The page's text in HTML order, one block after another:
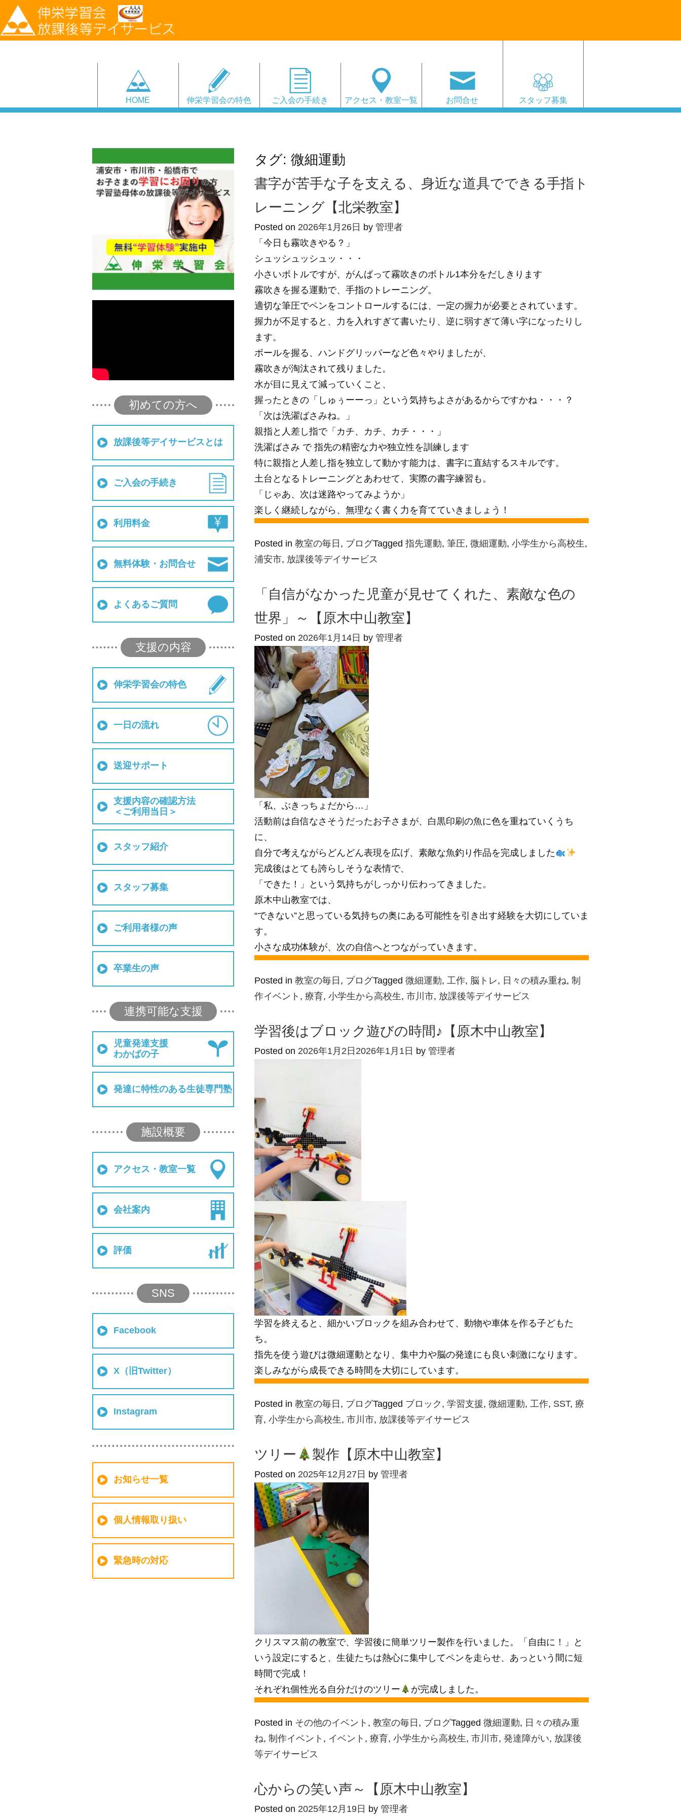
HOME 伸栄学習会の特色 ご入会の手続き アクセス・教室一覧 お問合せ スタッフ募集
初めての方へ
放課後等デイサービスとは
ご入会の手続き
利用料金
無料体験・お問合せ
よくあるご質問
支援の内容
伸栄学習会の特色
一日の流れ
送迎サポート
支援内容の確認方法
＜ご利用当日＞
スタッフ紹介
スタッフ募集
ご利用者様の声
卒業生の声
連携可能な支援
児童発達支援
わかばの子
発達に特性のある生徒専門塾
施設概要
アクセス・教室一覧
会社案内
評価
SNS
Facebook
X（旧Twitter）
Instagram
お知らせ一覧
個人情報取り扱い
緊急時の対応
タグ: 微細運動
書字が苦手な子を支える、身近な道具でできる手指ト
レーニング【北栄教室】
Posted on 2026年1月26日 by 管理者
「今日も霧吹きやる？」
シュッシュッシュッ・・・
小さいボトルですが、がんばって霧吹きのボトル1本分をだしきります
霧吹きを握る運動で、手指のトレーニング。
適切な筆圧でペンをコントロールするには、一定の握力が必要とされています。
握力が不足すると、力を入れすぎて書いたり、逆に弱すぎて薄い字になったりし
ます。
ボールを握る、ハンドグリッパーなど色々やりましたが、
霧吹きが淘汰されて残りました。
水が目に見えて減っていくこと、
握ったときの「しゅぅーーっ」という気持ちよさがあるからですかね・・・？
「次は洗濯ばさみね。」
親指と人差し指で「カチ、カチ、カチ・・・」
洗濯ばさみ で 指先の精密な力や独立性を訓練します
特に親指と人差し指を独立して動かす能力は、書字に直結するスキルです。
土台となるトレーニングとあわせて、実際の書字練習も。
「じゃあ、次は迷路やってみようか」
楽しく継続しながら、無理なく書く力を育てていきましょう！
Posted in 教室の毎日 , ブログTagged 指先運動, 筆圧, 微細運動, 小学生から高校生,
浦安市, 放課後等デイサービス
「自信がなかった児童が見せてくれた、素敵な色の
世界」～【原木中山教室】
Posted on 2026年1月14日 by 管理者
「私、ぶきっちょだから…」
活動前は自信なさそうだったお子さまが、白黒印刷の魚に色を重ねていくうち
に、
自分で考えながらどんどん表現を広げ、素敵な魚釣り作品を完成しました
完成後はとても誇らしそうな表情で、
「できた！」という気持ちがしっかり伝わってきました。
原木中山教室では、
“できない”と思っている気持ちの奥にある可能性を引き出す経験を大切にしていま
す。
小さな成功体験が、次の自信へとつながっていきます。
Posted in 教室の毎日 , ブログTagged 微細運動, 工作, 脳トレ, 日々の積み重ね, 制
作イベント , 療育, 小学生から高校生, 市川市, 放課後等デイサービス
学習後はブロック遊びの時間♪【原木中山教室】
Posted on 2026年1月2日 2026年1月1日 by 管理者
学習を終えると、細かいブロックを組み合わせて、動物や車体を作る子どもた
ち。
指先を使う遊びは微細運動となり、集中力や脳の発達にも良い刺激になります。
楽しみながら成長できる時間を大切にしています。
Posted in 教室の毎日 , ブログTagged ブロック , 学習支援, 微細運動, 工作, SST, 療
育, 小学生から高校生, 市川市, 放課後等デイサービス
ツリー 製作【原木中山教室】
Posted on 2025年12月27日 by 管理者
クリスマス前の教室で、学習後に簡単ツリー製作を行いました。「自由に！」と
いう設定にすると、生徒たちは熱心に集中してペンを走らせ、あっという間に短
時間で完成！
それぞれ個性光る自分だけのツリー
が完成しました。
Posted in その他のイベント , 教室の毎日 , ブログTagged 微細運動, 日々の積み重
ね, 制作イベント , イベント , 療育, 小学生から高校生, 市川市, 発達障がい, 放課後
等デイサービス
心からの笑い声～【原木中山教室】
Posted on 2025年12月19日 by 管理者